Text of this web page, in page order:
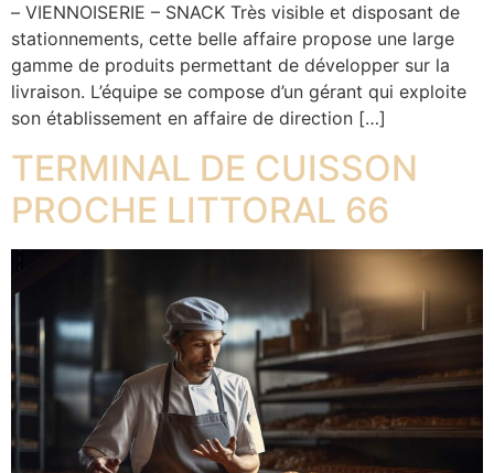
– VIENNOISERIE – SNACK Très visible et disposant de
stationnements, cette belle affaire propose une large
gamme de produits permettant de développer sur la
livraison. L’équipe se compose d’un gérant qui exploite
son établissement en affaire de direction […]
TERMINAL DE CUISSON
PROCHE LITTORAL 66